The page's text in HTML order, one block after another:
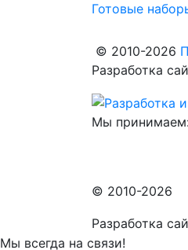
Готовые
© 2010-2026
Разработка
Мы
© 2010-2026
Разработка
Мы всегда на связи!